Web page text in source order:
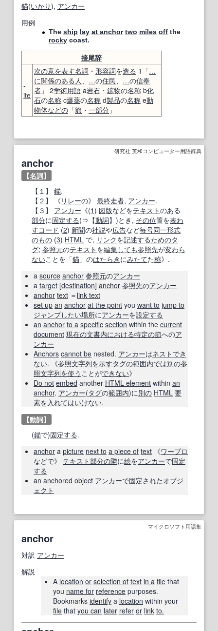
錨(いかり), アンカー
用例
The ship lay at anchor two miles off the
rocky coast.
接尾辞
-
ite
次の意を表す名詞 ・ 形容詞を造る 1「…
に関係のある 人 …の住民 …の信奉
者 」 2学術用語 a岩石 ・ 鉱物の名称 b化
石の名称 c爆薬の名称 d製品の名称 e動
物体などの 「節 ・ 一部分 」
研究社 英和コンピューター用語辞典
anchor
【名詞】
【１】 錨.
【２】 《 リレーの》 最終走者, アンカー.
【３】 アンカー 《(1) 図版などをテキストのある
部分に固定する(⇒【動詞】)とき, その位置を表わ
すコード (2) 新聞の社説や広告など毎号同一形式
のもの (3) HTML で, リンクを記述するためのタ
グ; 参照元のテキスト を編集しても参照先が変わら
ないことを「錨 」のはたらき にみたてた称》.
a source anchor 参照元のアンカー
a target [destination] anchor 参照先のアンカー
anchor text ＝ link text
set up an anchor at the point you want to jump to
ジャンプしたい場所にアンカーを設定する
an anchor to a specific section within the current
document 現在の文書内における特定の節へのア
ンカー
Anchors cannot be nested. アンカーはネスト でき
ない. 《参照文字列を示すタグの範囲内では別の参
照文字列を使う ことができない》
Do not embed another HTML element within an
anchor. アンカー(タグの範囲内)に別の HTML 要
素を 入れてはいけない.
【動詞】
(錨で)固定する.
anchor a picture next to a piece of text 《ワープロ
などで》 テキスト部分の隣に絵をアンカーで固定
する
an anchored object アンカーで固定されたオブジ
ェクト
マイクロソフト用語集
anchor
対訳 アンカー
解説
A location or selection of text in a file that
you name for reference purposes.
Bookmarks identify a location within your
file that you can later refer or link to.